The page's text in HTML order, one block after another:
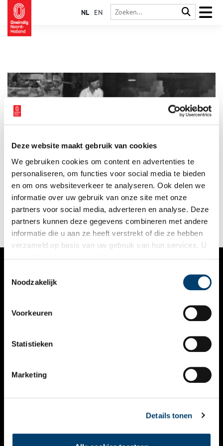
Deze website maakt gebruik van cookies
We gebruiken cookies om content en advertenties te
personaliseren, om functies voor social media te bieden
en om ons websiteverkeer te analyseren. Ook delen we
informatie over uw gebruik van onze site met onze
partners voor social media, adverteren en analyse. Deze
partners kunnen deze gegevens combineren met andere
informatie die u aan ze heeft verstrekt of die ze hebben
verzameld op basis van uw gebruik van hun services. U
Noodzakelijk
Voorkeuren
Statistieken
Marketing
Details tonen
NL EN
Kalkzandsteenfabriek Rijsbergen is sinds 1925 een begrip in
het Gooi. Tot voor kort werd hier kalkzandsteen geproduceerd
voor de bouw van woningen, eerst met zand uit de Groeve
Oostermeent en later uit het Gooimeer. Nu de fabriek definitief
de deuren sluit, wordt het hoog tijd voor een terugblik op dit
stukje industrieel verleden van Huizen.
VERHALEN
KALENDER
THEMA’S
VIDEO’S
CONTACT